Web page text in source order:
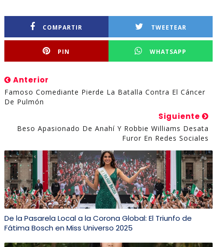
COMPARTIR TWEETEAR
PIN WHATSAPP
Anterior
Famoso Comediante Pierde La Batalla Contra El Cáncer
De Pulmón
Siguiente
Beso Apasionado De Anahí Y Robbie Williams Desata
Furor En Redes Sociales
De la Pasarela Local a la Corona Global: El Triunfo de
Fátima Bosch en Miss Universo 2025